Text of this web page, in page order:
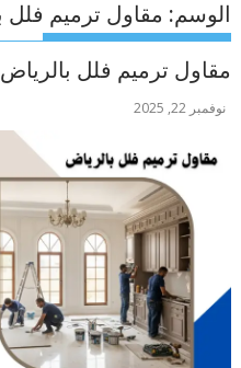
الوسم: مقاول ترميم فلل
مقاول ترميم فلل بالرياض
نوفمبر 22, 2025